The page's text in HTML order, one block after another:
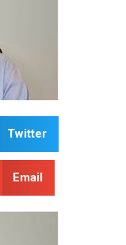
Twitter
Email